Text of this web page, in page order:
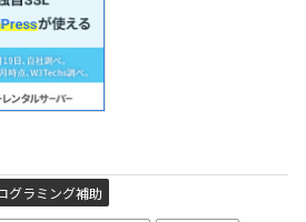
グラミング補助